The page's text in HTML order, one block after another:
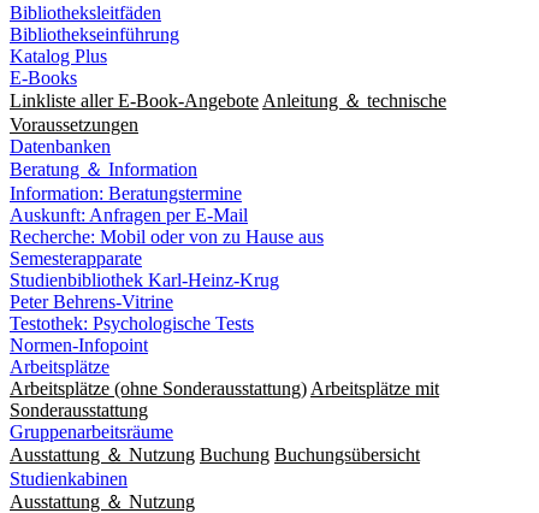
Bibliotheksleitfäden
Bibliothekseinführung
Katalog Plus
E-Books
Linkliste aller E-Book-Angebote Anleitung ＆ technische
Voraussetzungen
Datenbanken
Beratung ＆ Information
Information: Beratungstermine
Auskunft: Anfragen per E-Mail
Recherche: Mobil oder von zu Hause aus
Semesterapparate
Studienbibliothek Karl-Heinz-Krug
Peter Behrens-Vitrine
Testothek: Psychologische Tests
Normen-Infopoint
Arbeitsplätze
Arbeitsplätze (ohne Sonderausstattung) Arbeitsplätze mit
Sonderausstattung
Gruppenarbeitsräume
Ausstattung ＆ Nutzung Buchung Buchungsübersicht
Studienkabinen
Ausstattung ＆ Nutzung